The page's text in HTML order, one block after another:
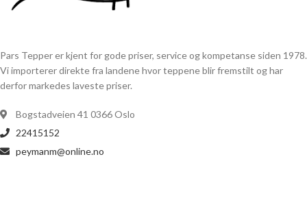
Pars Tepper er kjent for gode priser, service og kompetanse siden 1978.
Vi importerer direkte fra landene hvor teppene blir fremstilt og har
derfor markedes laveste priser.
Bogstadveien 41 0366 Oslo
22415152
peymanm@online.no